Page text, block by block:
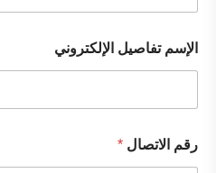
الإسم تفاصيل الإلكتروني
رقم الاتصال*